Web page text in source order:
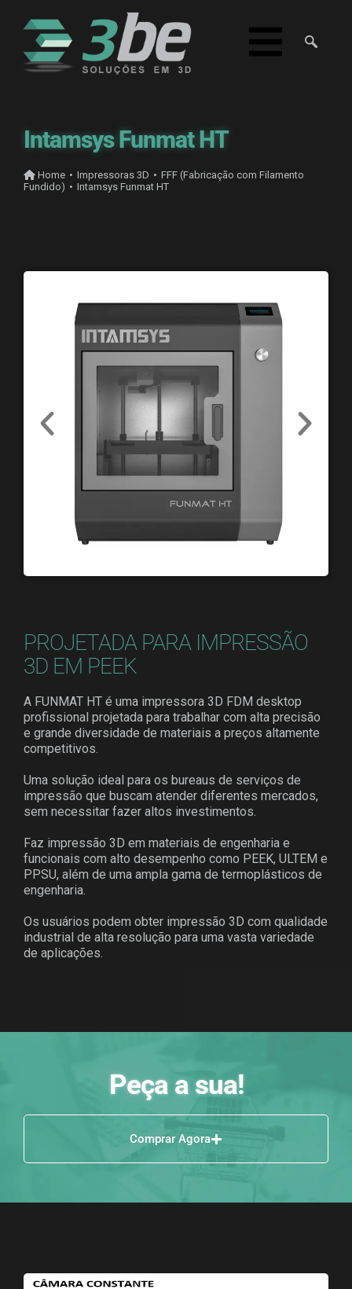
Intamsys Funmat HT
Home • Impressoras 3D • FFF (Fabricação com Filamento
Fundido) • Intamsys Funmat HT
PROJETADA PARA IMPRESSÃO
3D EM PEEK
A FUNMAT HT é uma impressora 3D FDM desktop
profissional projetada para trabalhar com alta precisão
e grande diversidade de materiais a preços altamente
competitivos.
Uma solução ideal para os bureaus de serviços de
impressão que buscam atender diferentes mercados,
sem necessitar fazer altos investimentos.
Faz impressão 3D em materiais de engenharia e
funcionais com alto desempenho como PEEK, ULTEM e
PPSU, além de uma ampla gama de termoplásticos de
engenharia.
Os usuários podem obter impressão 3D com qualidade
industrial de alta resolução para uma vasta variedade
de aplicações.
Peça a sua!
Comprar Agora